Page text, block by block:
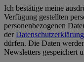
Ich bestätige meine
Verfügung gestellten
personenbezogenen
derDatenschutzerklärung
dürfen. Die Daten
Newsletters gespeichert